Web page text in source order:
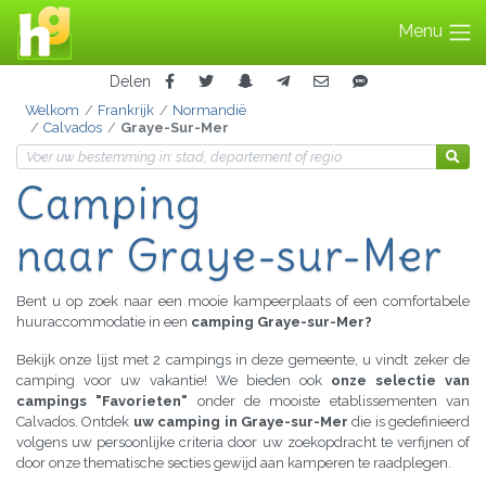
Menu
Delen
Welkom Frankrijk
Normandië
Calvados
Graye-Sur-Mer
Camping
naar Graye-sur-Mer
Bent u op zoek naar een mooie kampeerplaats of een comfortabele
huuraccommodatie in een camping Graye-sur-Mer?
Bekijk onze lijst met 2 campings in deze gemeente, u vindt zeker de
camping voor uw vakantie! We bieden ook onze selectie van
campings "Favorieten" onder de mooiste etablissementen van
Calvados. Ontdek uw camping in Graye-sur-Mer die is gedefinieerd
volgens uw persoonlijke criteria door uw zoekopdracht te verfijnen of
door onze thematische secties gewijd aan kamperen te raadplegen.